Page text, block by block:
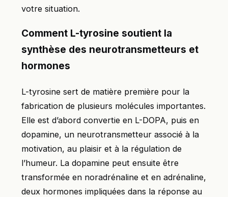
votre situation.
Comment L-tyrosine soutient la
synthèse des neurotransmetteurs et
hormones
L-tyrosine sert de matière première pour la
fabrication de plusieurs molécules importantes.
Elle est d’abord convertie en L-DOPA, puis en
dopamine, un neurotransmetteur associé à la
motivation, au plaisir et à la régulation de
l’humeur. La dopamine peut ensuite être
transformée en noradrénaline et en adrénaline,
deux hormones impliquées dans la réponse au